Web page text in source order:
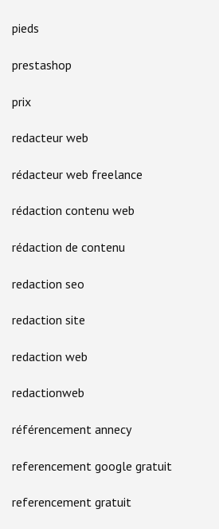
pieds
prestashop
prix
redacteur web
rédacteur web freelance
rédaction contenu web
rédaction de contenu
redaction seo
redaction site
redaction web
redactionweb
référencement annecy
referencement google gratuit
referencement gratuit